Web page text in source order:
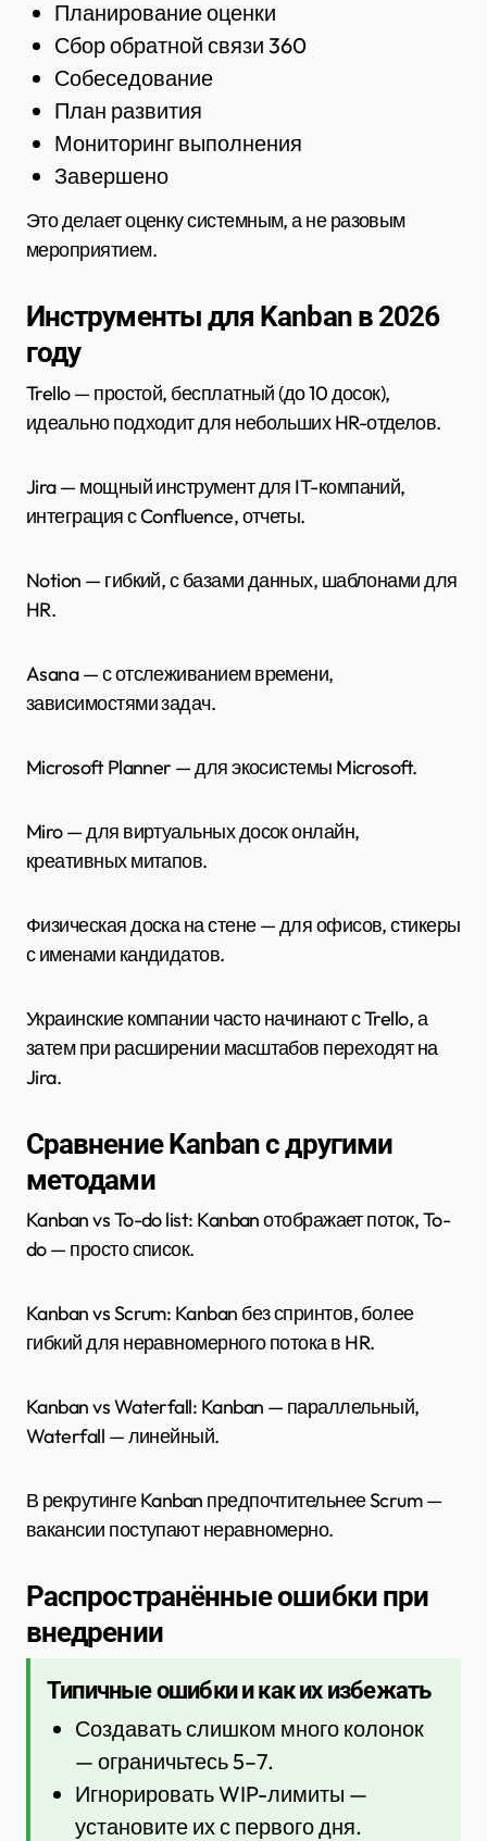
Планирование оценки
Сбор обратной связи 360
Собеседование
План развития
Мониторинг выполнения
Завершено
Это делает оценку системным, а не разовым
мероприятием.
Инструменты для Kanban в 2026
году
Trello — простой, бесплатный (до 10 досок),
идеально подходит для небольших HR-отделов.
Jira — мощный инструмент для IT-компаний,
интеграция с Confluence, отчеты.
Notion — гибкий, с базами данных, шаблонами для
HR.
Asana — с отслеживанием времени,
зависимостями задач.
Microsoft Planner — для экосистемы Microsoft.
Miro — для виртуальных досок онлайн,
креативных митапов.
Физическая доска на стене — для офисов, стикеры
с именами кандидатов.
Украинские компании часто начинают с Trello, а
затем при расширении масштабов переходят на
Jira.
Сравнение Kanban с другими
методами
Kanban vs To-do list: Kanban отображает поток, To-
do — просто список.
Kanban vs Scrum: Kanban без спринтов, более
гибкий для неравномерного потока в HR.
Kanban vs Waterfall: Kanban — параллельный,
Waterfall — линейный.
В рекрутинге Kanban предпочтительнее Scrum —
вакансии поступают неравномерно.
Распространённые ошибки при
внедрении
Типичные ошибки и как их избежать
Создавать слишком много колонок
— ограничьтесь 5–7.
Игнорировать WIP-лимиты —
установите их с первого дня.